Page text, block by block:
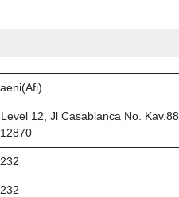
12, Jl Casablanca No. Kav.88,